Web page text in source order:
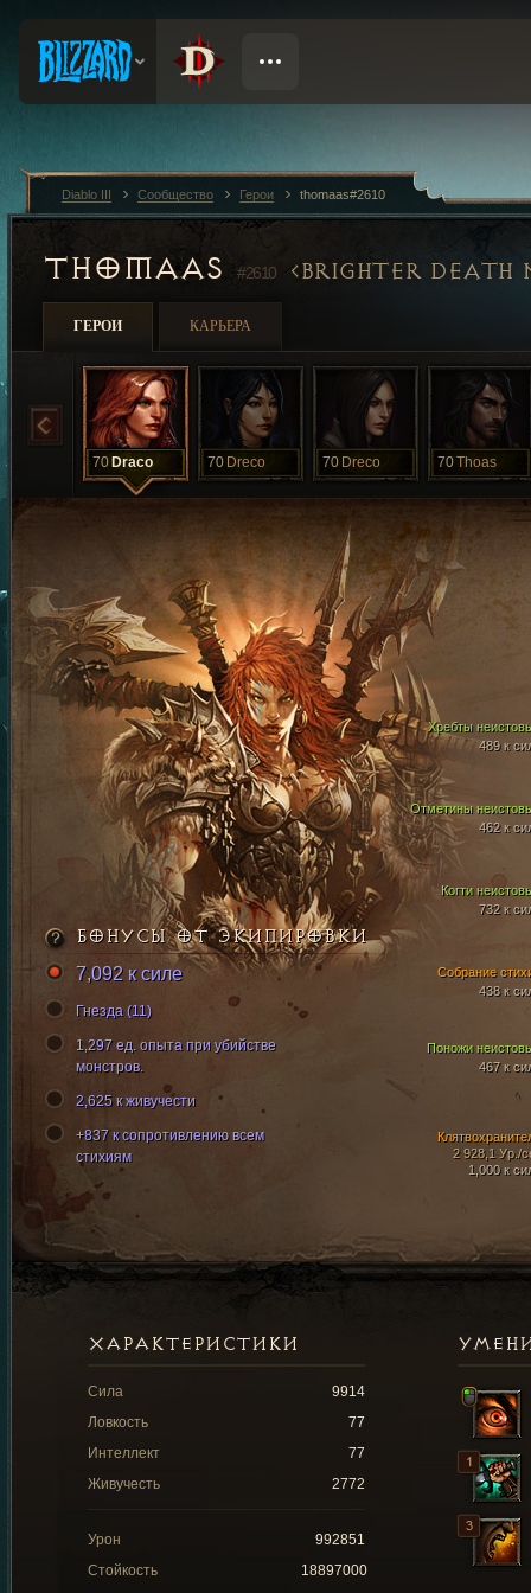
THOMAAS#2610 BRIGHTER DEATH
ГЕРОИ КАРЬЕРА
70 Draco 70 Dreco 70 Dreco 70Thoas
Отметины
462 к
Когти
732 к
Хребты
489 к
Поножи
467 к
2 928,1 Ур./
1,000 к
Собрание
438 к
БОНУСЫ ОТ ЭКИПИРОВКИ
7,092 к силе
Гнезда (11)
1,297 ед. опыта при убийстве
монстров.
2,625 к живучести
+837 к сопротивлению всем
стихиям
ХАРАКТЕРИСТИКИ
Сила
9914
Ловкость
77
Интеллект
77
Живучесть
2772
Урон
992851
Стойкость
18897000
Diablo III Сообщество Герои thomaas#2610